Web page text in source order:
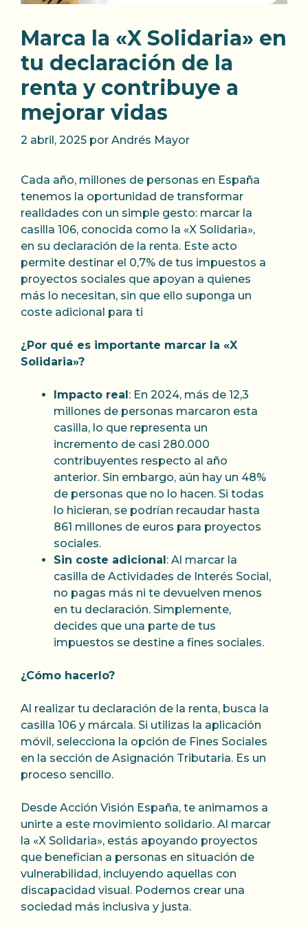
Marca la «X Solidaria» en
tu declaración de la
renta y contribuye a
mejorar vidas
2 abril, 2025 por Andrés Mayor
Cada año, millones de personas en España
tenemos la oportunidad de transformar
realidades con un simple gesto: marcar la
casilla 106, conocida como la «X Solidaria»,
en su declaración de la renta. Este acto
permite destinar el 0,7% de tus impuestos a
proyectos sociales que apoyan a quienes
más lo necesitan, sin que ello suponga un
coste adicional para ti
¿Por qué es importante marcar la «X
Solidaria»?
Impacto real : En 2024, más de 12,3
millones de personas marcaron esta
casilla, lo que representa un
incremento de casi 280.000
contribuyentes respecto al año
anterior. Sin embargo, aún hay un 48%
de personas que no lo hacen. Si todas
lo hicieran, se podrían recaudar hasta
861 millones de euros para proyectos
sociales.
Sin coste adicional : Al marcar la
casilla de Actividades de Interés Social,
no pagas más ni te devuelven menos
en tu declaración. Simplemente,
decides que una parte de tus
impuestos se destine a fines sociales.
¿Cómo hacerlo?
Al realizar tu declaración de la renta, busca la
casilla 106 y márcala. Si utilizas la aplicación
móvil, selecciona la opción de Fines Sociales
en la sección de Asignación Tributaria. Es un
proceso sencillo.
Desde Acción Visión España, te animamos a
unirte a este movimiento solidario. Al marcar
la «X Solidaria», estás apoyando proyectos
que benefician a personas en situación de
vulnerabilidad, incluyendo aquellas con
discapacidad visual. Podemos crear una
sociedad más inclusiva y justa.